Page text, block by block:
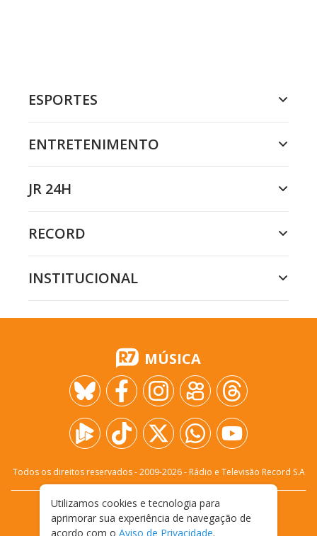
ESPORTES
ENTRETENIMENTO
JR 24H
RECORD
INSTITUCIONAL
MÚSICA
Todos os direitos reservados - 2009-2026- Rádio e Televisão Record S.A
FALE CONOSCO
PRIVACIDADE
TERMOS E CONDIÇÕES DE USO
Utilizamos cookies e tecnologia para
aprimorar sua experiência de navegação de
acordo com o Aviso de Privacidade.